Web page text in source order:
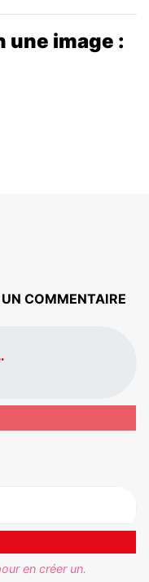
une image :
COMMENTAIRE
en créer un.